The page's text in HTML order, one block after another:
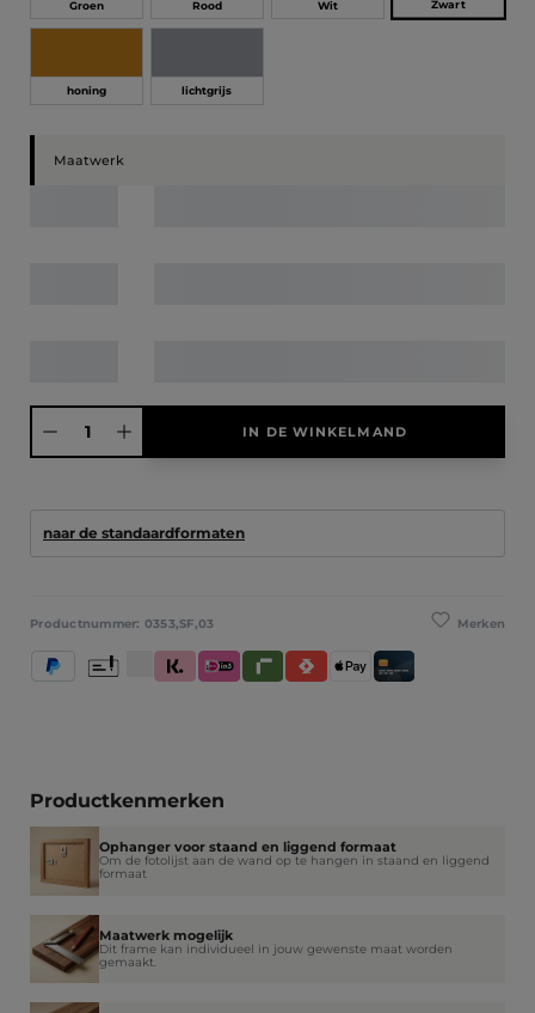
Groen Rood Wit Zwart
honing lichtgrijs
Maatwerk
IN DE WINKELMAND
naar de standaardformaten
Merken
Productnummer: 0353,SF,03
PayPal Klarna (Achteraf betalen / In delen betalen / Direct
iDeal IN3RivertySatispayApple PayCreditcard / Betaalpas
Vooruitbetaling
Productkenmerken
Ophanger voor staand en liggend formaat
Om de fotolijst aan de wand op te hangen in staand en liggend
formaat
Maatwerk mogelijk
Dit frame kan individueel in jouw gewenste maat worden
gemaakt.